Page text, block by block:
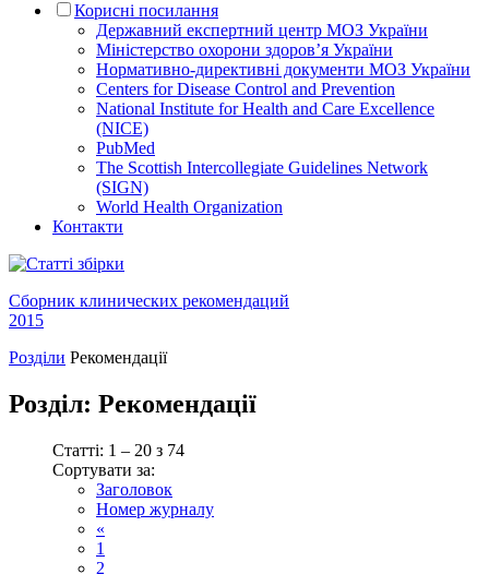
Корисні посилання
Державний експертний центр МОЗ України
Міністерство охорони здоров’я України
Нормативно-директивні документи МОЗ України
Centers for Disease Control and Prevention
National Institute for Health and Care Excellence
(NICE)
PubMed
The Scottish Intercollegiate Guidelines Network
(SIGN)
World Health Organization
Контакти
Сборник клинических рекомендаций
2015
Розділи Рекомендації
Розділ: Рекомендації
Статті: 1 – 20 з 74
Сортувати за:
Заголовок
Номер журналу
«
1
2